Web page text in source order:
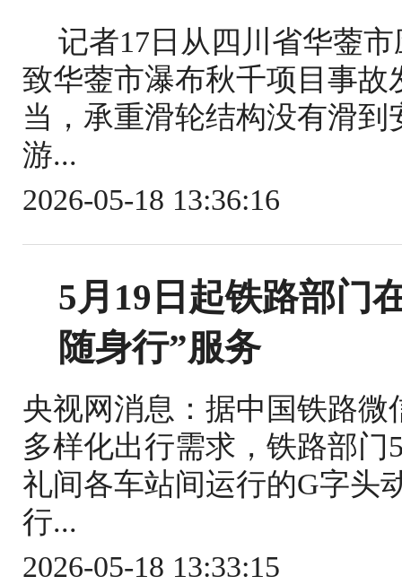
记者17日从四川省华蓥
致华蓥市瀑布秋千项目事
当，承重滑轮结构没有滑
游...
2026-05-18 13:36:16
5月19日起铁路部门
随身行”服务
央视网消息：据中国铁路
多样化出行需求，铁路部门
礼间各车站间运行的G字头
行...
2026-05-18 13:33:15